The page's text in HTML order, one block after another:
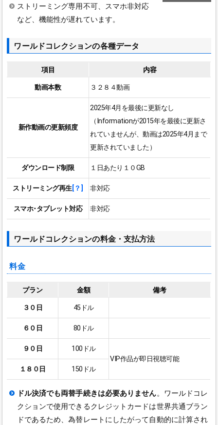
ストリーミング専用不可、スマホ非対応
など、機能性が遅れています。
ワールドコレクションの各種データ
項目 内容
動画本数 ３２８４動画
新作動画の更新頻度
2025年4月を最後に更新なし
（Informationが2015年を最後に更新さ
れていませんが、動画は2025年4月まで
更新されていました）
ダウンロード制限 １日あたり１０GB
ストリーミング再生 [？] 非対応
スマホ･タブレット対応 非対応
ワールドコレクションの料金・支払方法
料金
プラン 金額 備考
３０日 45ドル
６０日 80ドル
９０日
100ドル
VIP作品が即日視聴可能
１８０日
150ドル
ドル決済でも両替手続きは必要ありません。ワールドコレ
クションで使用できるクレジットカードは世界共通ブラン
ドであるため、為替レートにしたがって自動的に計算され